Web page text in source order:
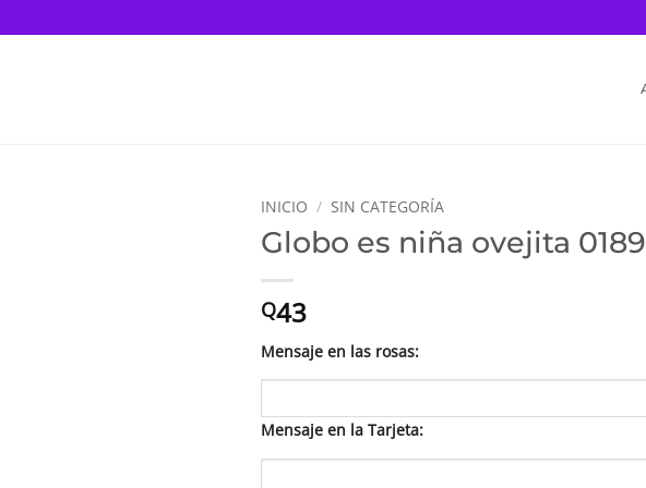
INICIO / SIN CATEGORÍA
Globo es niña ovejita
Q43
Mensaje en las rosas:
Mensaje en la Tarjeta: